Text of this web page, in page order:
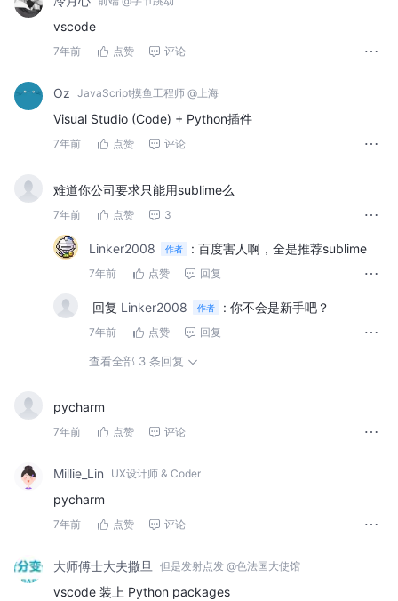
vscode
7年前 点赞 评论
Oz JavaScript摸鱼工程师 @上海
Visual Studio (Code) + Python插件
7年前 点赞 评论
难道你公司要求只能用sublime么
7年前 点赞 3
Linker2008 作者 : 百度害人啊，全是推荐sublime
7年前 点赞 回复
回复 Linker2008 作者 : 你不会是新手吧？
7年前 点赞 回复
查看全部 3 条回复
pycharm
7年前 点赞 评论
Millie_Lin UX设计师 & Coder
pycharm
7年前 点赞 评论
大师傅士大夫撒旦 但是发射点发 @色法国大使馆
vscode 装上 Python packages